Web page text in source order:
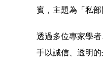
賓，主題為「私部
透過多位專家學
手以誠信、透明